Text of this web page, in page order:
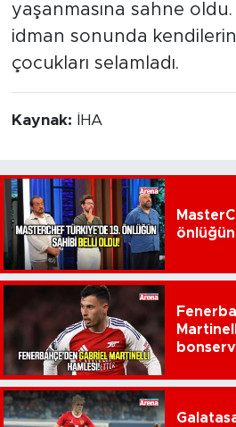
yaşanmasına sahne
idman sonunda
çocukları selamladı.
Kaynak: İHA